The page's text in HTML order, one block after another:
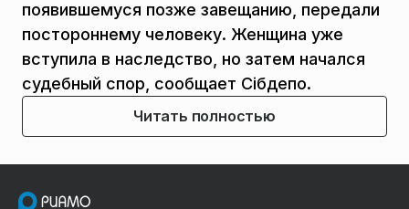
появившемуся позже завещанию, передали
постороннему человеку. Женщина уже
вступила в наследство, но затем начался
судебный спор, сообщает Сiбдепо.
Читать полностью